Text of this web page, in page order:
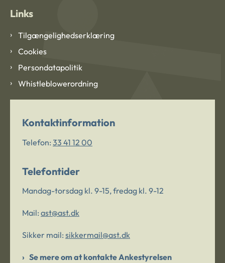
Links
Tilgængelighedserklæring
Cookies
Persondatapolitik
Whistleblowerordning
Kontaktinformation
Telefon: 33 41 12 00
Telefontider
Mandag-torsdag kl. 9-15, fredag kl. 9-12
Mail: ast@ast.dk
Sikker mail: sikkermail@ast.dk
Se mere om at kontakte Ankestyrelsen